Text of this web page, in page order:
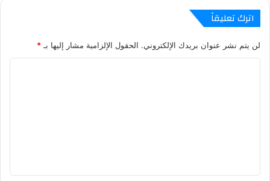
اترك تعليقاً
لن يتم نشر عنوان بريدك الإلكتروني. الحقول الإلزامية مشار إليها بـ*
ق